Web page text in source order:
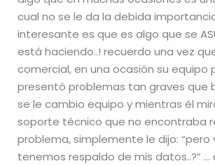
cual no se le da la debida
interesante es que es algo que se
está haciendo..! recuerdo una vez
comercial, en una ocasión su equipo
presentó problemas tan graves que
se le cambio equipo y mientras él
soporte técnico que no encontraba
problema, simplemente le dijo: “pero
tenemos respaldo de mis datos..?” …